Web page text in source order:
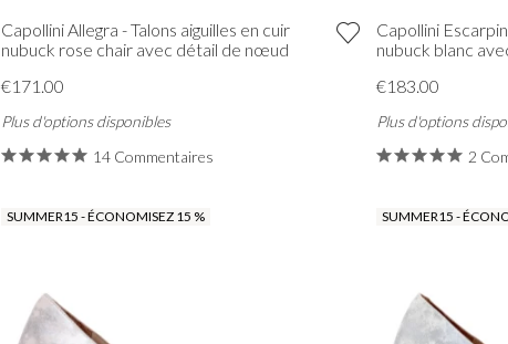
Capollini Allegra - Talons aiguilles en cuir
nubuck rose chair avec détail de nœud
€171.00
Plus d'options disponibles
14 Commentaires
Capollini
nubuck blanc
€183.00
Plus d'options
2
SUMMER15 - ÉCONOMISEZ 15 % SUMMER15 -